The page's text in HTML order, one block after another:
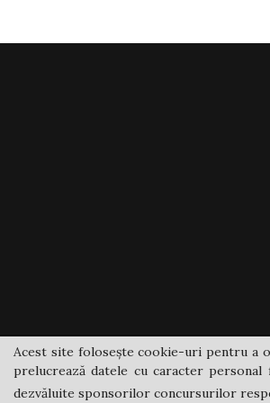
Acest site folosește cookie-uri pentru a
prelucrează datele cu caracter
dezvăluite sponsorilor concursurilor